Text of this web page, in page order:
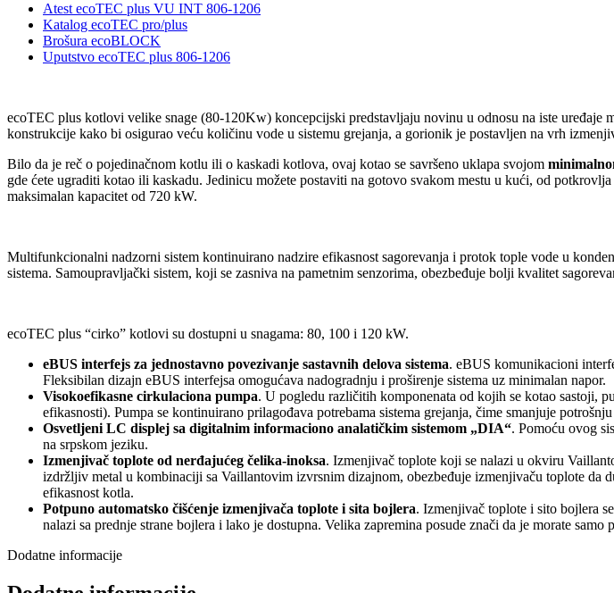
Atest ecoTEC plus VU INT 806-1206
Katalog ecoTEC pro/plus
Brošura ecoBLOCK
Uputstvo ecoTEC plus 806-1206
ecoTEC plus kotlovi velike snage (80-120Kw) koncepcijski predstavljaju novinu u odnosu na iste uređaje
konstrukcije kako bi osigurao veću količinu vode u sistemu grejanja, a gorionik je postavljen na vrh
Bilo da je reč o pojedinačnom kotlu ili o kaskadi kotlova, ovaj kotao se savršeno uklapa svojom
gde ćete ugraditi kotao ili kaskadu. Jedinicu možete postaviti na gotovo svakom mestu u kući, od
maksimalan kapacitet od 720 kW.
Multifunkcionalni nadzorni sistem kontinuirano nadzire efikasnost sagorevanja i protok tople vode u
sistema. Samoupravljački sistem, koji se zasniva na pametnim senzorima, obezbeđuje bolji kvalitet
ecoTEC plus “cirko” kotlovi su dostupni u snagama: 80, 100 i 120 kW.
eBUS interfejs za jednostavno povezivanje sastavnih delova sistema. eBUS komunikacioni
Fleksibilan dizajn eBUS interfejsa omogućava nadogradnju i proširenje sistema uz minimalan napor.
Visokoefikasne cirkulaciona pumpa. U pogledu različitih komponenata od kojih se kotao sastoji,
efikasnosti). Pumpa se kontinuirano prilagođava potrebama sistema grejanja, čime smanjuje
Osvetljeni LC displej sa digitalnim informaciono analatičkim sistemom „DIA“. Pomoću ovog
na srpskom jeziku.
Izmenjivač toplote od nerđajućeg čelika-inoksa. Izmenjivač toplote koji se nalazi u okviru
izdržljiv metal u kombinaciji sa Vaillantovim izvrsnim dizajnom, obezbeđuje izmenjivaču toplote da
efikasnost kotla.
Potpuno automatsko čišćenje izmenjivača toplote i sita bojlera. Izmenjivač toplote i sito bojlera
nalazi sa prednje strane bojlera i lako je dostupna. Velika zapremina posude znači da je morate samo
Dodatne informacije